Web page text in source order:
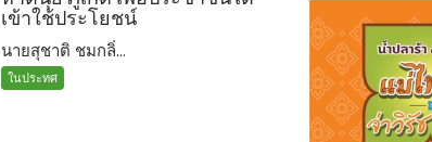
เข้าใช้ประโยชน์
นายสุชาติ ชมกลิ่...
ในประทศ